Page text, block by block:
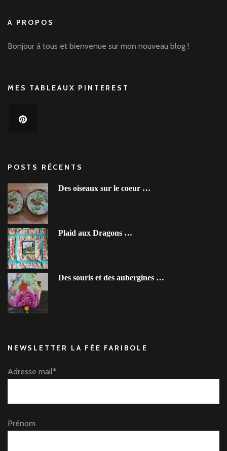
A PROPOS
Bonjour à tous et bienvenue sur mon nouveau blog !
MES TABLEAUX PINTEREST
POSTS RÉCENTS
Des oiseaux sur le coeur …
Plaid aux Dragons …
Des souris et des aubergines …
NEWSLETTER LA FÉE FARIBOLE
Adresse mail*
Prénom